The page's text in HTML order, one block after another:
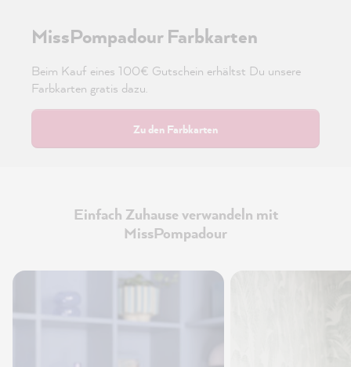
MissPompadour Farbkarten
Beim Kauf eines 100€ Gutschein erhältst Du unsere
Farbkarten gratis dazu.
Zu den Farbkarten
Einfach Zuhause verwandeln mit
MissPompadour